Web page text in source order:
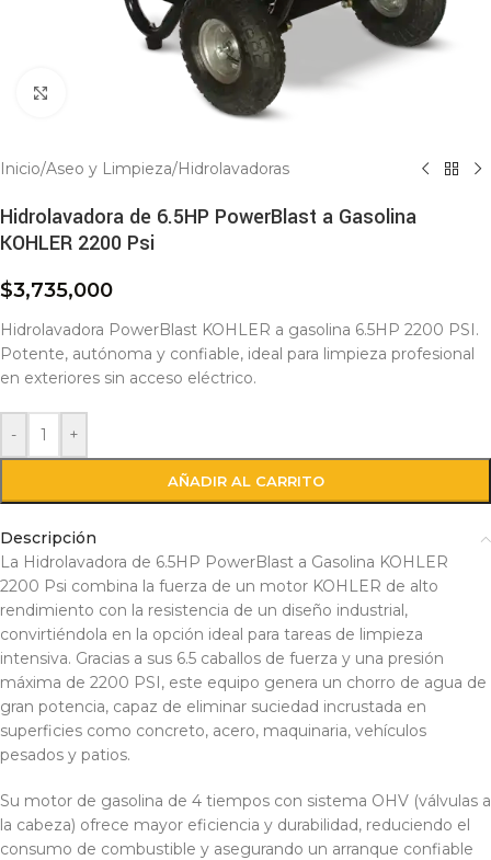
Inicio/Aseo y Limpieza/Hidrolavadoras
Hidrolavadora de 6.5HP PowerBlast a Gasolina
KOHLER 2200 Psi
$3,735,000
Hidrolavadora PowerBlast KOHLER a gasolina 6.5HP 2200 PSI.
Potente, autónoma y confiable, ideal para limpieza profesional
en exteriores sin acceso eléctrico.
- +
AÑADIR AL CARRITO
Descripción
La Hidrolavadora de 6.5HP PowerBlast a Gasolina KOHLER
2200 Psi combina la fuerza de un motor KOHLER de alto
rendimiento con la resistencia de un diseño industrial,
convirtiéndola en la opción ideal para tareas de limpieza
intensiva. Gracias a sus 6.5 caballos de fuerza y una presión
máxima de 2200 PSI, este equipo genera un chorro de agua de
gran potencia, capaz de eliminar suciedad incrustada en
superficies como concreto, acero, maquinaria, vehículos
pesados y patios.
Su motor de gasolina de 4 tiempos con sistema OHV (válvulas a
la cabeza) ofrece mayor eficiencia y durabilidad, reduciendo el
consumo de combustible y asegurando un arranque confiable